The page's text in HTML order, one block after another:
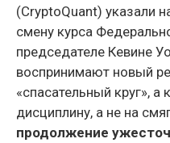
(CryptoQuant) указали
смену курса
председателе Кевине
воспринимают новый
«спасательный круг», а
дисциплину, а не на
продолжение